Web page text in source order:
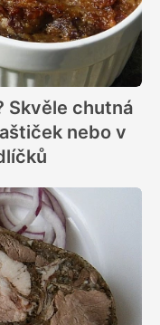
Skvěle chutná
nebo v